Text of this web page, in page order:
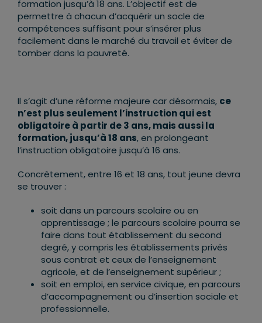
formation jusqu’à 18 ans. L’objectif est de
permettre à chacun d’acquérir un socle de
compétences suffisant pour s’insérer plus
facilement dans le marché du travail et éviter de
tomber dans la pauvreté.
Il s’agit d’une réforme majeure car désormais, ce
n’est plus seulement l’instruction qui est
obligatoire à partir de 3 ans, mais aussi la
formation, jusqu’à 18 ans, en prolongeant
l’instruction obligatoire jusqu’à 16 ans.
Concrètement, entre 16 et 18 ans, tout jeune devra
se trouver :
soit dans un parcours scolaire ou en
apprentissage ; le parcours scolaire pourra se
faire dans tout établissement du second
degré, y compris les établissements privés
sous contrat et ceux de l’enseignement
agricole, et de l’enseignement supérieur ;
soit en emploi, en service civique, en parcours
d’accompagnement ou d’insertion sociale et
professionnelle.